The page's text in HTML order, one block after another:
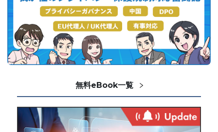
無料eBook一覧